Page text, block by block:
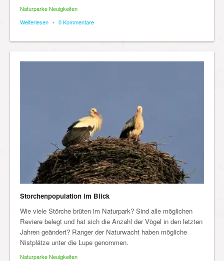
Naturparke Neuigkeiten
Weiterlesen • 0 Kommentare
Storchenpopulation im Blick
Wie viele Störche brüten im Naturpark? Sind alle möglichen
Reviere belegt und hat sich die Anzahl der Vögel in den letzten
Jahren geändert? Ranger der Naturwacht haben mögliche
Nistplätze unter die Lupe genommen.
Naturparke Neuigkeiten